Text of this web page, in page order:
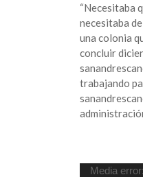
“Necesitaba
necesitaba
una colonia
concluir
trabajando
Reproductor
Media